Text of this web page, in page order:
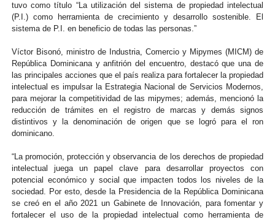
tuvo como título “La utilización del sistema de propiedad intelectual
(P.I.) como herramienta de crecimiento y desarrollo sostenible. El
sistema de P.I. en beneficio de todas las personas.”
Víctor Bisonó, ministro de Industria, Comercio y Mipymes (MICM) de
República Dominicana y anfitrión del encuentro, destacó que una de
las principales acciones que el país realiza para fortalecer la propiedad
intelectual es impulsar la Estrategia Nacional de Servicios Modernos,
para mejorar la competitividad de las mipymes; además, mencionó la
reducción de trámites en el registro de marcas y demás signos
distintivos y la denominación de origen que se logró para el ron
dominicano.
“La promoción, protección y observancia de los derechos de propiedad
intelectual juega un papel clave para desarrollar proyectos con
potencial económico y social que impacten todos los niveles de la
sociedad. Por esto, desde la Presidencia de la República Dominicana
se creó en el año 2021 un Gabinete de Innovación, para fomentar y
fortalecer el uso de la propiedad intelectual como herramienta de